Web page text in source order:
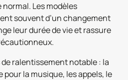
Les modèles
souvent d’un changement
leur durée de vie et rassure
ralentissement notable : la
la musique, les appels, le